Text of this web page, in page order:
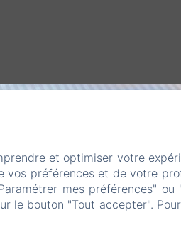
packs/1322-
et optimiser votre
vos préférences et de votre
mes préférences" ou
le bouton "Tout accepter".